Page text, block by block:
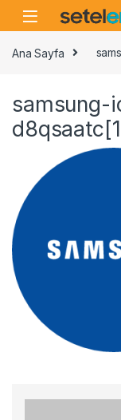
Skip to navigation
Skip to content
Ana Sayfa
samsung-